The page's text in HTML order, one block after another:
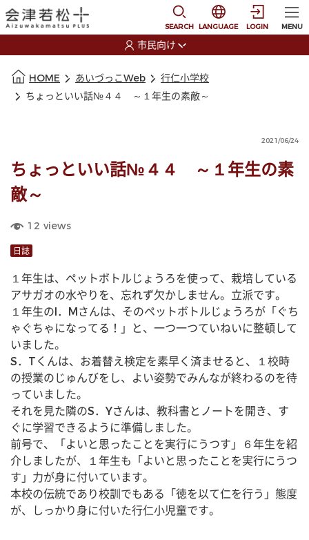
SEARCH
選択すると言語の切
LANGUAGE LOGIN MENU
市民向け
HOME あいづっこWeb
行仁小学校
ちょっといい話№４４ ～１年生の素敵～
2021/06/24
ちょっといい話№４４ ～１年生の素
敵～
12 views
日誌
１年生は、ペットボトルじょうろを使って、栽培している
アサガオの水やりを、忘れず欠かしません。立派です。
１年生のI．Mさんは、そのペットボトルじょうろが「ぐち
ゃぐちゃになってる！」と、一つ一つていねいに整頓して
いました。
S．Tくんは、お着替え検定を素早く済ませると、１校時
の授業のじゅんびをし、よい姿勢でみんなが終わるのを待
っていました。
それを見た隣のS．Yさんは、教科書とノートを開き、す
ぐに学習できるように準備しました。
前号で、「よいと思ったことを実行にうつす」６年生を紹
介しましたが、１年生も「よいと思ったことを実行にうつ
す」力が身に付いています。
本校の伝統であり校訓でもある「徳を以て仁を行う」態度
が、しっかり身に付いた行仁小児童です。